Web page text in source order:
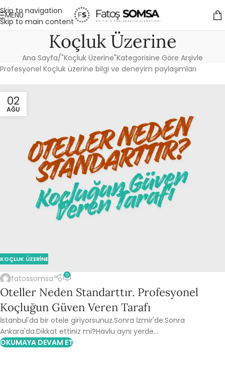
Skip to navigation
Skip to main content
MENÜ
Koçluk Üzerine
Ana Sayfa "Koçluk Üzerine"Kategorisine Göre Arşivle
Profesyonel Koçluk üzerine bilgi ve deneyim paylaşımları
02
AĞU
KOÇLUK ÜZERINE
fatossomsa 0
Oteller Neden Standarttır. Profesyonel
Koçluğun Güven Veren Tarafı
İstanbul'da bir otele giriyorsunuz.Sonra İzmir'de.Sonra
Ankara'da.Dikkat ettiniz mi?Havlu aynı yerde...
OKUMAYA DEVAM ET